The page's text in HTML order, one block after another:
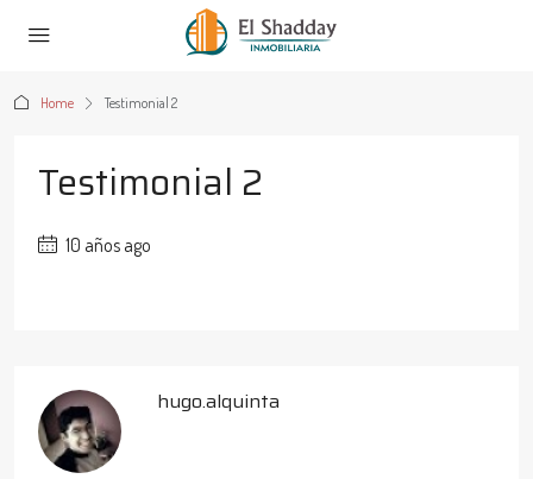
Home Testimonial 2
Testimonial 2
10 años ago
hugo.alquinta